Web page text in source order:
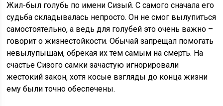
Жил-был голубь по имени Сизый. С самого сначала его
судьба складывалась непросто. Он не смог вылупиться
самостоятельно, а ведь для голубей это очень важно –
говорит о жизнестойкости. Обычай запрещал помогать
невылупышам, обрекая их тем самым на смерть. На
счастье Сизого самки зачастую игнорировали
жестокий закон, хотя косые взгляды до конца жизни
ему были точно обеспечены.